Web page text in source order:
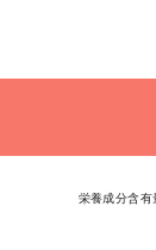
栄養成分含有